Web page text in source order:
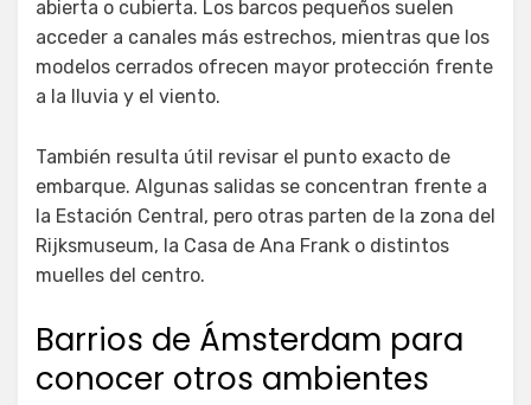
abierta o cubierta. Los barcos pequeños suelen
acceder a canales más estrechos, mientras que los
modelos cerrados ofrecen mayor protección frente
a la lluvia y el viento.
También resulta útil revisar el punto exacto de
embarque. Algunas salidas se concentran frente a
la Estación Central, pero otras parten de la zona del
Rijksmuseum, la Casa de Ana Frank o distintos
muelles del centro.
Barrios de Ámsterdam para
conocer otros ambientes